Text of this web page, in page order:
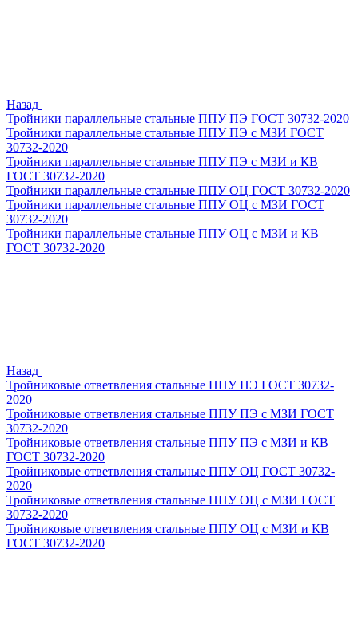
Назад
Тройники параллельные стальные ППУ ПЭ ГОСТ 30732-2020
Тройники параллельные стальные ППУ ПЭ с МЗИ ГОСТ
30732-2020
Тройники параллельные стальные ППУ ПЭ с МЗИ и КВ
ГОСТ 30732-2020
Тройники параллельные стальные ППУ ОЦ ГОСТ 30732-2020
Тройники параллельные стальные ППУ ОЦ с МЗИ ГОСТ
30732-2020
Тройники параллельные стальные ППУ ОЦ с МЗИ и КВ
ГОСТ 30732-2020
Назад
Тройниковые ответвления стальные ППУ ПЭ ГОСТ 30732-
2020
Тройниковые ответвления стальные ППУ ПЭ с МЗИ ГОСТ
30732-2020
Тройниковые ответвления стальные ППУ ПЭ с МЗИ и КВ
ГОСТ 30732-2020
Тройниковые ответвления стальные ППУ ОЦ ГОСТ 30732-
2020
Тройниковые ответвления стальные ППУ ОЦ с МЗИ ГОСТ
30732-2020
Тройниковые ответвления стальные ППУ ОЦ с МЗИ и КВ
ГОСТ 30732-2020